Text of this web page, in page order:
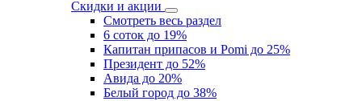
Скидки и акции
Смотреть весь раздел
6 соток до 19%
Капитан припасов и Pomi до 25%
Президент до 52%
Авида до 20%
Белый город до 38%